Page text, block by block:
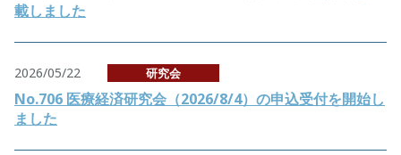
載しました
2026/05/22 研究会
No.706 医療経済研究会（2026/8/4）の申込受付を開始し
ました